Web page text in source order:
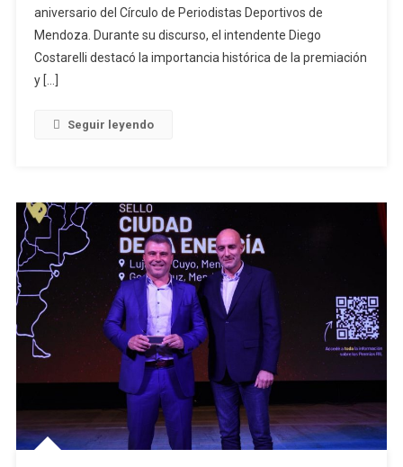
aniversario del Círculo de Periodistas Deportivos de
Mendoza. Durante su discurso, el intendente Diego
Costarelli destacó la importancia histórica de la premiación
y […]
Seguir leyendo